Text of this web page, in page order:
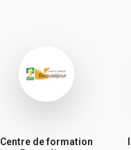
Centre de formation